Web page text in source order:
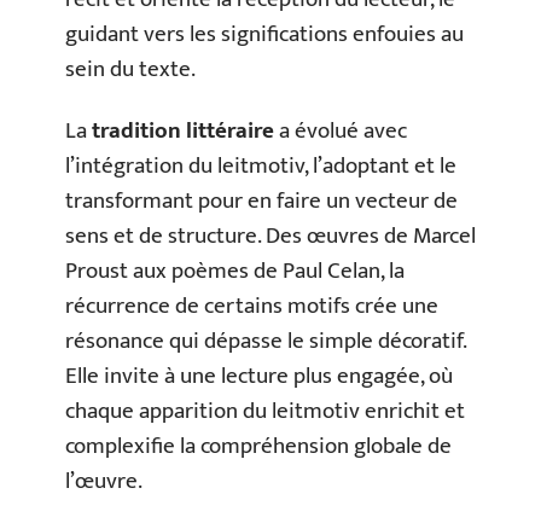
guidant vers les significations enfouies au
sein du texte.
Latradition littérairea évolué avec
l’intégration du leitmotiv, l’adoptant et le
transformant pour en faire un vecteur de
sens et de structure. Des œuvres de Marcel
Proust aux poèmes de Paul Celan, la
récurrence de certains motifs crée une
résonance qui dépasse le simple décoratif.
Elle invite à une lecture plus engagée, où
chaque apparition du leitmotiv enrichit et
complexifie la compréhension globale de
l’œuvre.